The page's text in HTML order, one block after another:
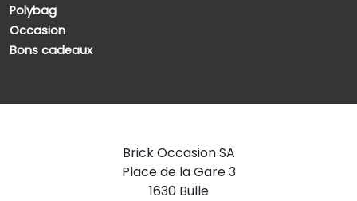
Polybag
Occasion
Bons cadeaux
Brick Occasion SA
Place de la Gare 3
1630 Bulle